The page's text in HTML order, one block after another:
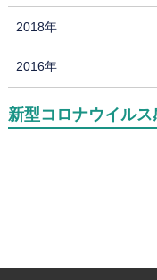
2018年
2016年
新型コロナウイル